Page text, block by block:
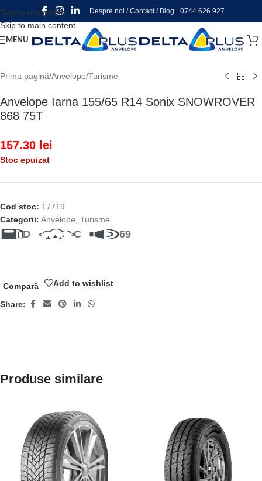
Skip to navigation
Skip to main content
Despre noi /Contact/ Blog 0744 626 927
MENU
Prima pagină/Anvelope/Turisme
Anvelope Iarna 155/65 R14 Sonix SNOWROVER
868 75T
157.30 lei
Stoc epuizat
Cod stoc: 17719
Categorii: Anvelope Turisme
D C 69
Compară Add to wishlist
Share:
Produse similare